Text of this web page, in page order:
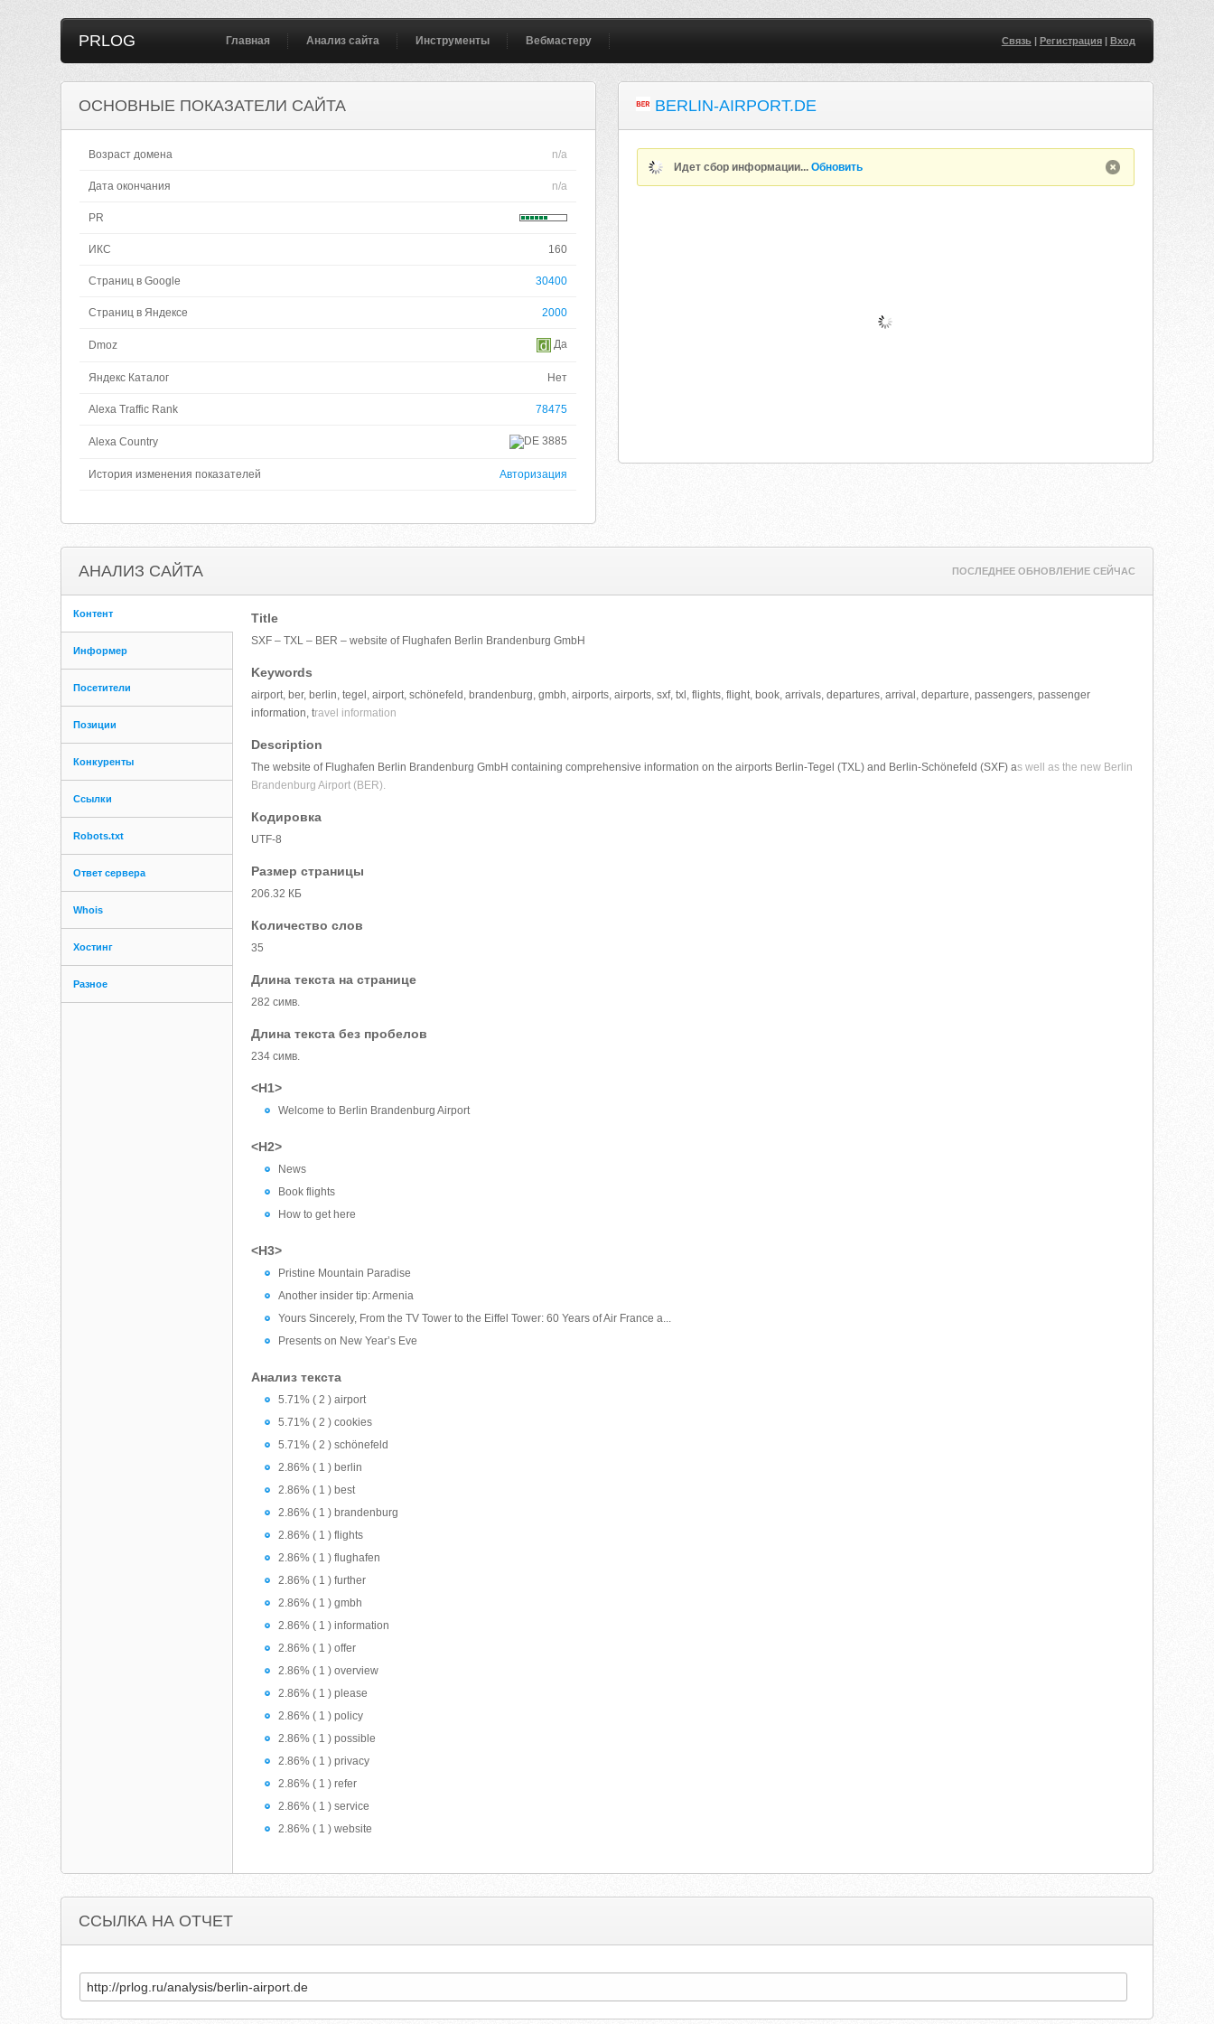
PRLOG Главная Анализ сайта Инструменты Вебмастеру Связь| Регистрация| Вход
ОСНОВНЫЕ ПОКАЗАТЕЛИ САЙТА
Возраст домена n/a
Дата окончания n/a
PR
ИКС 160
Страниц в Google 30400
Страниц в Яндексе 2000
Dmoz Да
Яндекс Каталог Нет
Alexa Traffic Rank 78475
Alexa Country 3885
История изменения показателей Авторизация
BERLIN-AIRPORT.DE
Идет сбор информации...Обновить
АНАЛИЗ САЙТА ПОСЛЕДНЕЕ ОБНОВЛЕНИЕ СЕЙЧАС
Контент
Информер
Посетители
Позиции
Конкуренты
Ссылки
Robots.txt
Ответ сервера
Whois
Хостинг
Разное
Title
SXF – TXL – BER – website of Flughafen Berlin Brandenburg GmbH
Keywords
airport, ber, berlin, tegel, airport, schönefeld, brandenburg, gmbh, airports, airports, sxf, txl, flights, flight, book, arrivals, departures, arrival, departure, passengers, passenger
information, travel information
Description
The website of Flughafen Berlin Brandenburg GmbH containing comprehensive information on the airports Berlin-Tegel (TXL) and Berlin-Schönefeld (SXF) as well as the new Berlin
Brandenburg Airport (BER).
Кодировка
UTF-8
Размер страницы
206.32 КБ
Количество слов
35
Длина текста на странице
282 симв.
Длина текста без пробелов
234 симв.
<H1>
Welcome to Berlin Brandenburg Airport
<H2>
News
Book flights
How to get here
<H3>
Pristine Mountain Paradise
Another insider tip: Armenia
Yours Sincerely, From the TV Tower to the Eiffel Tower: 60 Years of Air France a...
Presents on New Year’s Eve
Анализ текста
5.71% ( 2 ) airport
5.71% ( 2 ) cookies
5.71% ( 2 ) schönefeld
2.86% ( 1 ) berlin
2.86% ( 1 ) best
2.86% ( 1 ) brandenburg
2.86% ( 1 ) flights
2.86% ( 1 ) flughafen
2.86% ( 1 ) further
2.86% ( 1 ) gmbh
2.86% ( 1 ) information
2.86% ( 1 ) offer
2.86% ( 1 ) overview
2.86% ( 1 ) please
2.86% ( 1 ) policy
2.86% ( 1 ) possible
2.86% ( 1 ) privacy
2.86% ( 1 ) refer
2.86% ( 1 ) service
2.86% ( 1 ) website
ССЫЛКА НА ОТЧЕТ